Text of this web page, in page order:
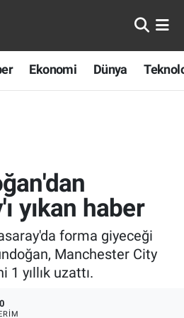
Ekonomi Dünya
yıkan haber
forma giyeceği
Manchester City
yıllık uzattı.
Evrenive Fikstür